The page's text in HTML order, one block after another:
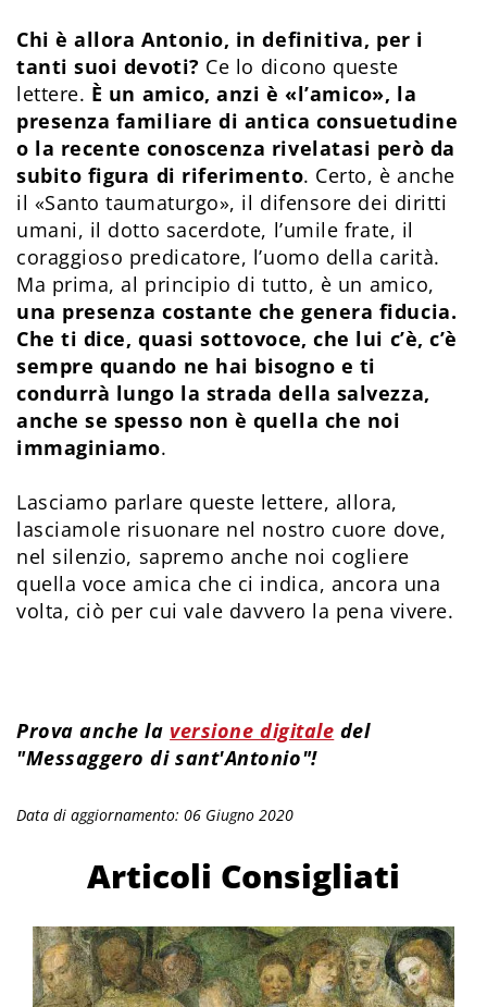
Chi è allora Antonio, in definitiva, per i
tanti suoi devoti? Ce lo dicono queste
lettere. È un amico, anzi è «l’amico», la
presenza familiare di antica consuetudine
o la recente conoscenza rivelatasi però da
subito figura di riferimento. Certo, è anche
il «Santo taumaturgo», il difensore dei diritti
umani, il dotto sacerdote, l’umile frate, il
coraggioso predicatore, l’uomo della carità.
Ma prima, al principio di tutto, è un amico,
una presenza costante che genera fiducia.
Che ti dice, quasi sottovoce, che lui c’è, c’è
sempre quando ne hai bisogno e ti
condurrà lungo la strada della salvezza,
anche se spesso non è quella che noi
immaginiamo.
Lasciamo parlare queste lettere, allora,
lasciamole risuonare nel nostro cuore dove,
nel silenzio, sapremo anche noi cogliere
quella voce amica che ci indica, ancora una
volta, ciò per cui vale davvero la pena vivere.
Prova anche la versione digitale del
"Messaggero di sant'Antonio"!
Data di aggiornamento: 06 Giugno 2020
Articoli Consigliati